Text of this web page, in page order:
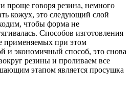
проще говоря резина, немного
кожух, это следующий слой
чтобы форма не
Способов изготовления
применяемых при этом
и экономичный способ, это снова
резины и проливаем все
этапом является просушка